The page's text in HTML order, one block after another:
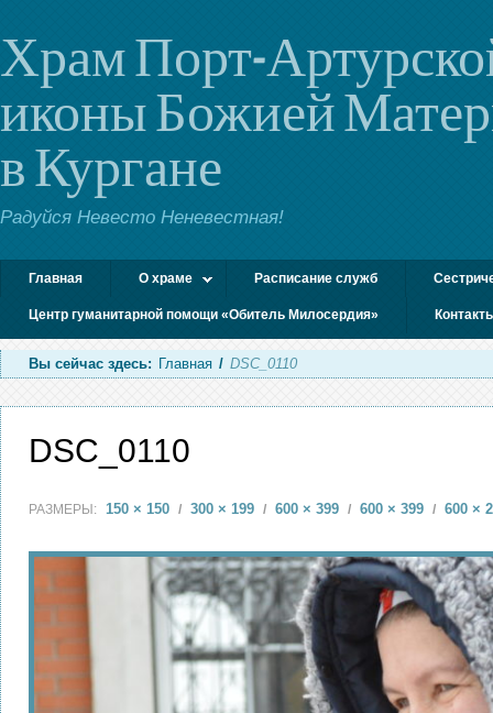
Храм Порт-
иконы Божией
в Кургане
Радуйся Невесто Неневестная!
Главная О храме Расписание служб
Центр гуманитарной помощи «Обитель Милосердия»
Вы сейчас здесь: Главная / DSC_0110
DSC_0110
РАЗМЕРЫ: 150 × 150 / 300 × 199 / 600 × 399 / 600 × 399 / 600 ×